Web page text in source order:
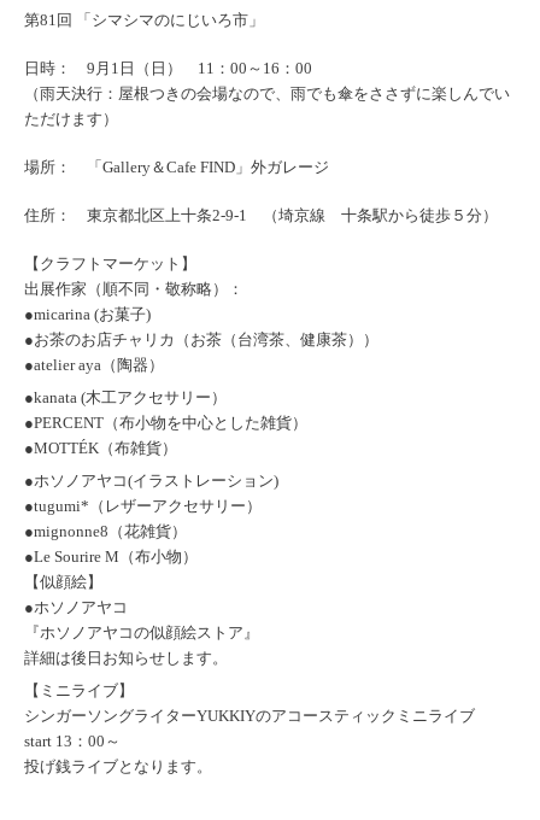
第81回 「 シマシマのにじいろ市 」
日時： 9月1日（日） 11：00～16：00
（雨天決行：屋根つきの会場なので、雨でも傘をささずに楽しんでい
ただけます）
場所： 「 Gallery＆Cafe FIND 」外ガレージ
住所： 東京都北区上十条2-9-1 （埼京線 十条駅から徒歩５分）
【クラフトマーケット】
出展作家（順不同・敬称略）：
●micarina (お菓子)
●お茶のお店チャリカ
（お茶（台湾茶、健康茶））
●atelier aya （陶器）
●kanata (木工アクセサリー）
●PERCENT （布小物を中心とした雑貨）
●MOTTÉK （布雑貨）
●ホソノアヤコ(イラストレーション)
●tugumi* （レザーアクセサリー）
●mignonne8 （花雑貨）
●Le Sourire M （布小物）
【似顔絵】
●ホソノアヤコ
『ホソノアヤコの似顔絵ストア』
詳細は後日お知らせします。
【ミニライブ】
シンガーソングライターYUKKIYのアコースティックミニライブ
start 13：00～
投げ銭ライブとなります。